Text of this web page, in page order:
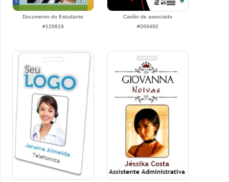
Documento do Estudante
#126819
Cartão de associado
#269492